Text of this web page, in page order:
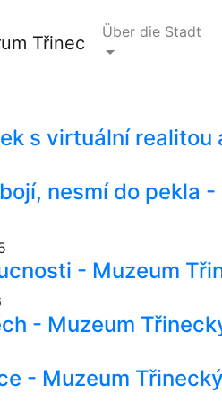
Über die Stadt
s virtuální realitou
nesmí do pekla
- Muzeum
- Muzeum
- Muzeum